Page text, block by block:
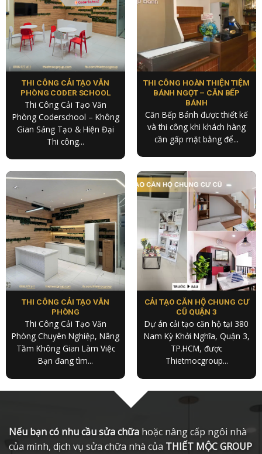
THI CÔNG CẢI TẠO VĂN
PHÒNG CODER SCHOOL
Thi Công Cải Tạo Văn
Phòng Coderschool – Không
Gian Sáng Tạo & Hiện Đại
Thi công...
THI CÔNG HOÀN THIỆN TIỆM
BÁNH NGỌT – CĂN BẾP
BÁNH
Căn Bếp Bánh được thiết kế
và thi công khi khách hàng
cần gấp mặt bằng để...
THI CÔNG CẢI TẠO VĂN
PHÒNG
Thi Công Cải Tạo Văn
Phòng Chuyên Nghiệp, Nâng
Tầm Không Gian Làm Việc
Bạn đang tìm...
CẢI TẠO CĂN HỘ CHUNG CƯ
CŨ QUẬN 3
Dự án cải tạo căn hộ tại 380
Nam Kỳ Khởi Nghĩa, Quận 3,
TP.HCM, được
Thietmocgroup...
Nếu bạn có nhu cầu sửa chữa hoặc nâng cấp ngôi nhà
của mình, dịch vụ sửa chữa nhà của THIẾT MỘC GROUP